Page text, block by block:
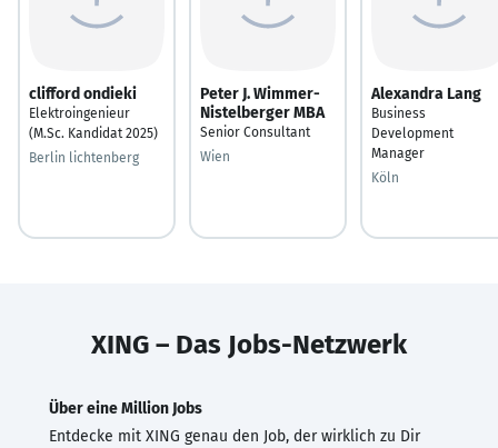
clifford ondieki
Elektroingenieur
(M.Sc. Kandidat 2025)
Berlin lichtenberg
Peter J. Wimmer-
Nistelberger MBA
Senior Consultant
Wien
Alexandra Lang
Business
Development
Manager
Köln
XING – Das Jobs-Netzwerk
Über eine Million Jobs
Entdecke mit XING genau den Job, der wirklich zu Dir